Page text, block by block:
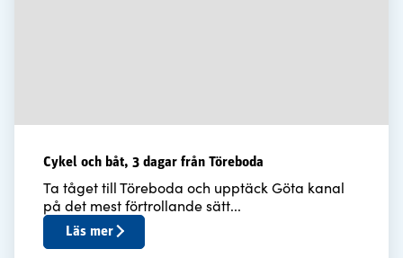
Cykel och båt, 3 dagar från Töreboda
Ta tåget till Töreboda och upptäck Göta kanal
på det mest förtrollande sätt...
Läs mer